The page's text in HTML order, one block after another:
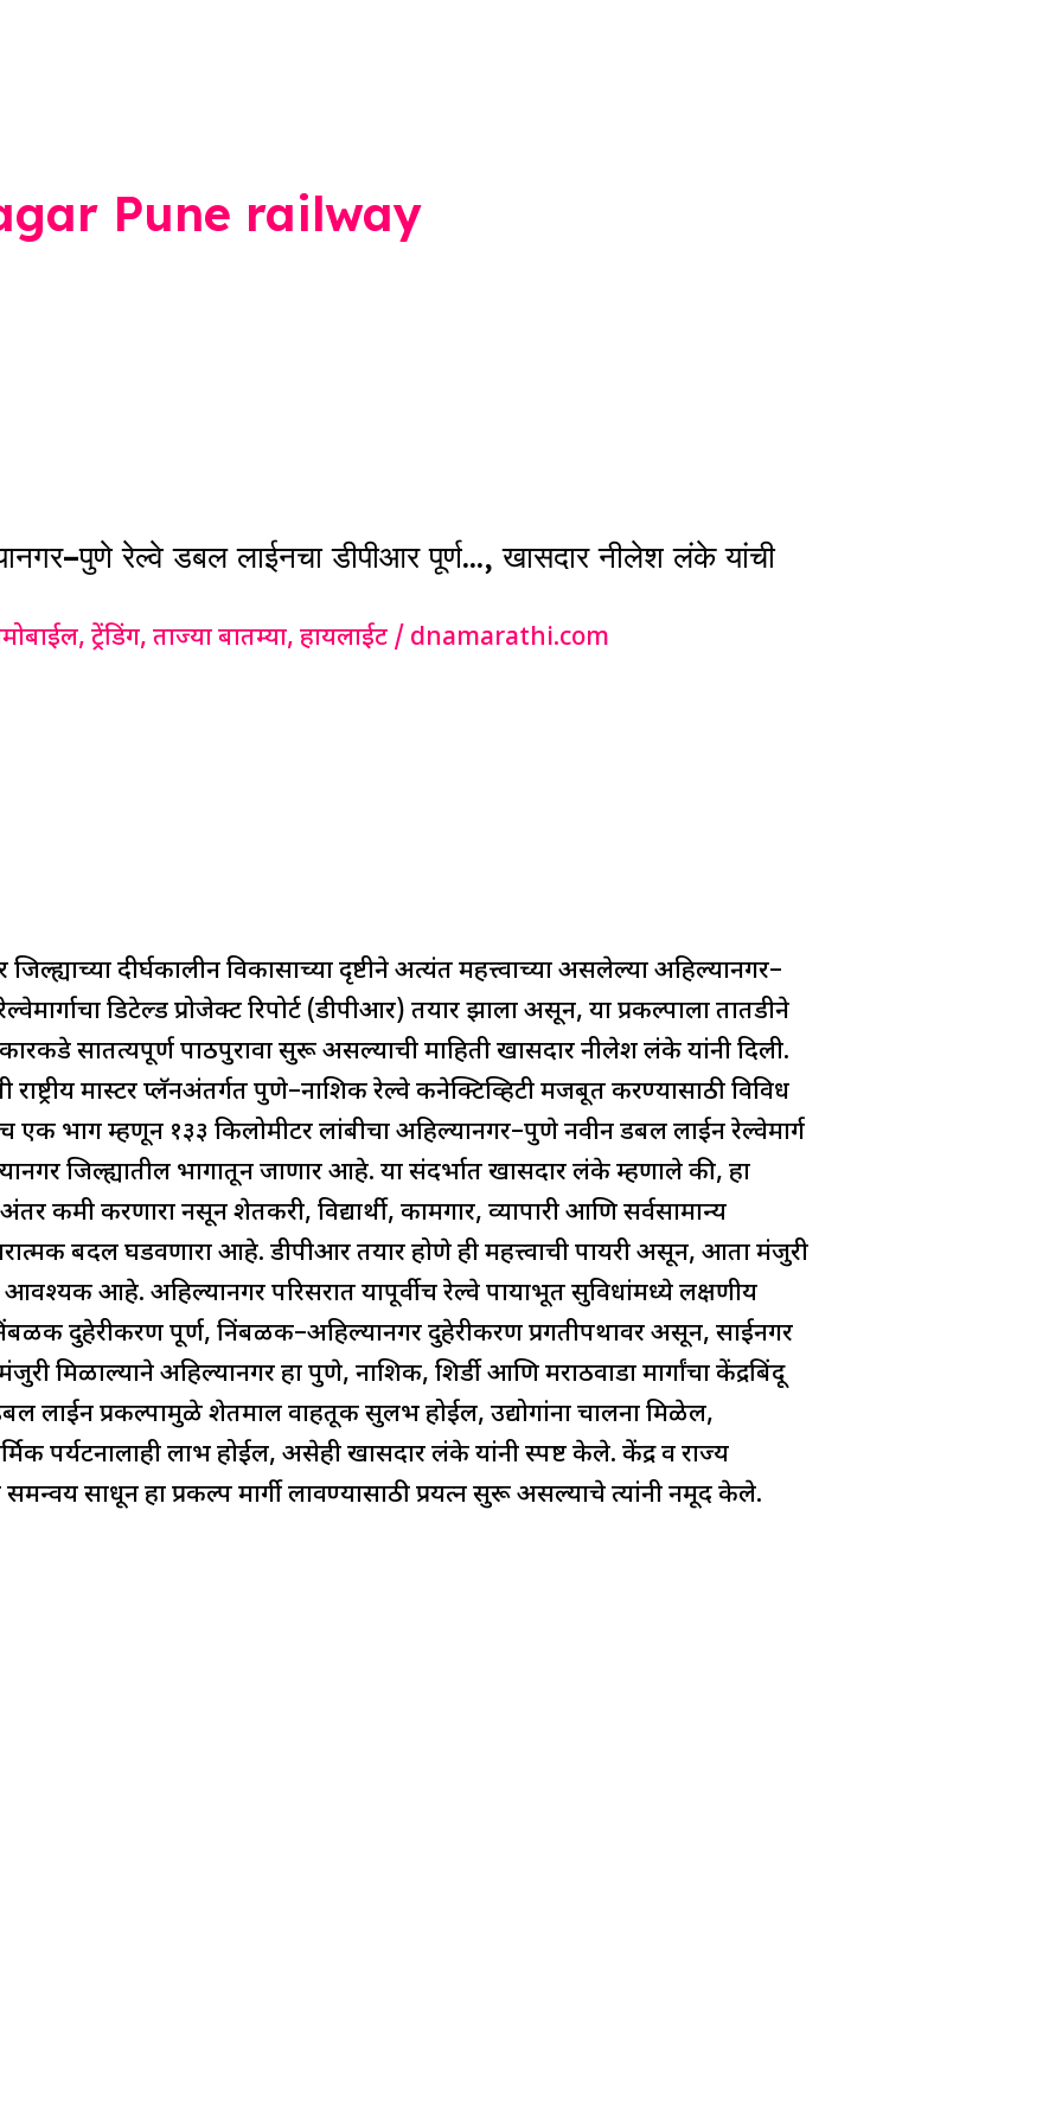
Pune railway
रेल्वे डबल लाईनचा डीपीआर पूर्ण…, खासदार नीलेश लंके यांची
,ट्रेंडिंग,ताज्या बातम्या,हायलाईट / dnamarathi.com
दीर्घकालीन विकासाच्या दृष्टीने अत्यंत महत्त्वाच्या असलेल्या अहिल्यानगर–
डिटेल्ड प्रोजेक्ट रिपोर्ट (डीपीआर) तयार झाला असून, या प्रकल्पाला तातडीने
सातत्यपूर्ण पाठपुरावा सुरू असल्याची माहिती खासदार नीलेश लंके यांनी दिली.
राष्ट्रीय मास्टर प्लॅनअंतर्गत पुणे–नाशिक रेल्वे कनेक्टिव्हिटी मजबूत करण्यासाठी विविध
एक भाग म्हणून १३३ किलोमीटर लांबीचा अहिल्यानगर–पुणे नवीन डबल लाईन रेल्वेमार्ग
जिल्ह्यातील भागातून जाणार आहे. या संदर्भात खासदार लंके म्हणाले की, हा
कमी करणारा नसून शेतकरी, विद्यार्थी, कामगार, व्यापारी आणि सर्वसामान्य
बदल घडवणारा आहे. डीपीआर तयार होणे ही महत्त्वाची पायरी असून, आता मंजुरी
आवश्यक आहे. अहिल्यानगर परिसरात यापूर्वीच रेल्वे पायाभूत सुविधांमध्ये लक्षणीय
दुहेरीकरण पूर्ण, निंबळक–अहिल्यानगर दुहेरीकरण प्रगतीपथावर असून, साईनगर
मिळाल्याने अहिल्यानगर हा पुणे, नाशिक, शिर्डी आणि मराठवाडा मार्गांचा केंद्रबिंदू
लाईन प्रकल्पामुळे शेतमाल वाहतूक सुलभ होईल, उद्योगांना चालना मिळेल,
पर्यटनालाही लाभ होईल, असेही खासदार लंके यांनी स्पष्ट केले. केंद्र व राज्य
साधून हा प्रकल्प मार्गी लावण्यासाठी प्रयत्न सुरू असल्याचे त्यांनी नमूद केले.